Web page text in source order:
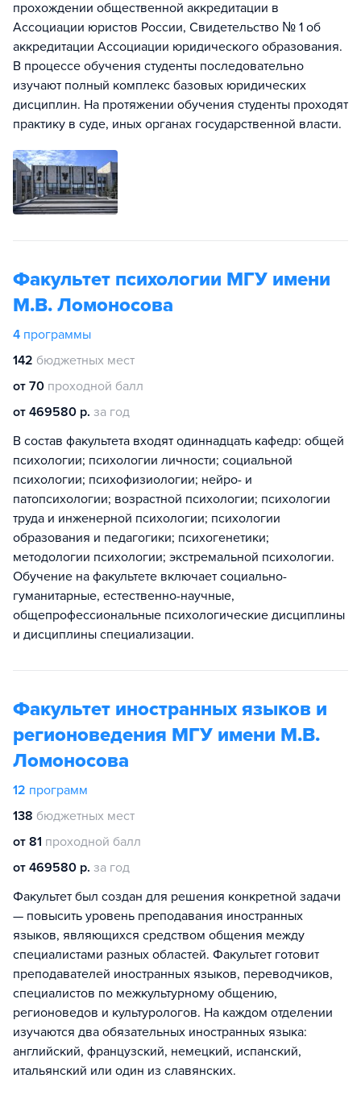
прохождении общественной аккредитации в
Ассоциации юристов России, Свидетельство № 1 об
аккредитации Ассоциации юридического образования.
В процессе обучения студенты последовательно
изучают полный комплекс базовых юридических
дисциплин. На протяжении обучения студенты проходят
практику в суде, иных органах государственной власти.
Факультет психологии МГУ имени
М.В. Ломоносова
4 программы
142 бюджетных мест
от 70 проходной балл
от 469580 р. за год
В состав факультета входят одиннадцать кафедр: общей
психологии; психологии личности; социальной
психологии; психофизиологии; нейро- и
патопсихологии; возрастной психологии; психологии
труда и инженерной психологии; психологии
образования и педагогики; психогенетики;
методологии психологии; экстремальной психологии.
Обучение на факультете включает социально-
гуманитарные, естественно-научные,
общепрофессиональные психологические дисциплины
и дисциплины специализации.
Факультет иностранных языков и
регионоведения МГУ имени М.В.
Ломоносова
12 программ
138 бюджетных мест
от 81 проходной балл
от 469580 р. за год
Факультет был создан для решения конкретной задачи
— повысить уровень преподавания иностранных
языков, являющихся средством общения между
специалистами разных областей. Факультет готовит
преподавателей иностранных языков, переводчиков,
специалистов по межкультурному общению,
регионоведов и культурологов. На каждом отделении
изучаются два обязательных иностранных языка:
английский, французский, немецкий, испанский,
итальянский или один из славянских.